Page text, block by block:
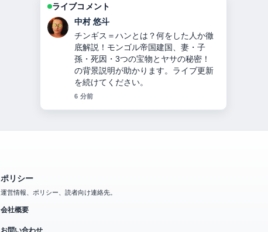
ライブコメント
山本 葵
オリックス投手九里亜蓮のプロフィー
ル・経歴・年収・ハーフ説・ヤンキー
説・移籍理由を2024年最新情報で徹底
解説 の報道は丁寧で、流れを追いやす
いです。
8 分前
ポリシー
運営情報、ポリシー、読者向け連絡先。
会社概要
お問い合わせ